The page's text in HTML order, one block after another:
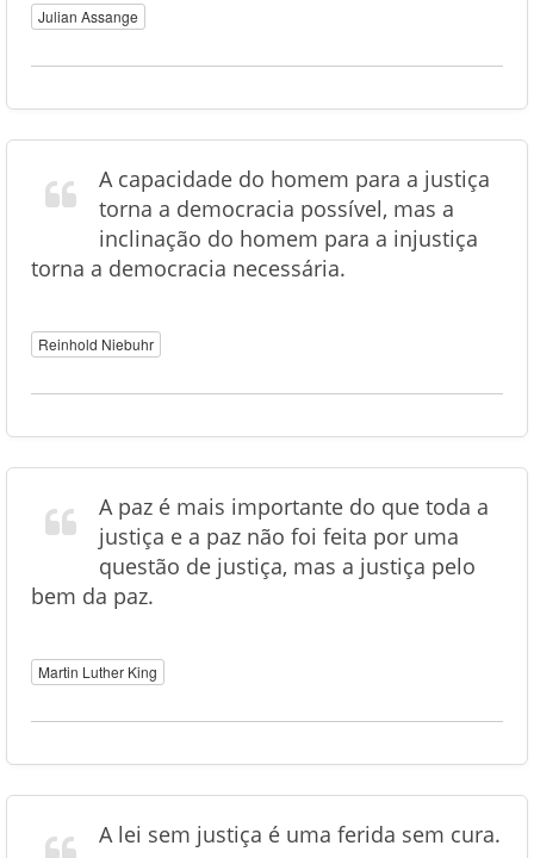
Julian Assange
A capacidade do homem para a justiça
torna a democracia possível, mas a
inclinação do homem para a injustiça
torna a democracia necessária.
Reinhold Niebuhr
A paz é mais importante do que toda a
justiça e a paz não foi feita por uma
questão de justiça, mas a justiça pelo
bem da paz.
Martin Luther King
A lei sem justiça é uma ferida sem cura.